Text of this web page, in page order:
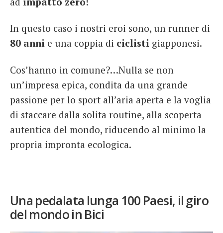
In questo caso i nostri eroi sono, un runner di
80 anni e una coppia di ciclisti giapponesi.
Cos’hanno in comune?…Nulla se non
un’impresa epica, condita da una grande
passione per lo sport all’aria aperta e la voglia
di staccare dalla solita routine, alla scoperta
autentica del mondo, riducendo al minimo la
propria impronta ecologica.
Una pedalata lunga 100 Paesi, il giro
del mondo in Bici